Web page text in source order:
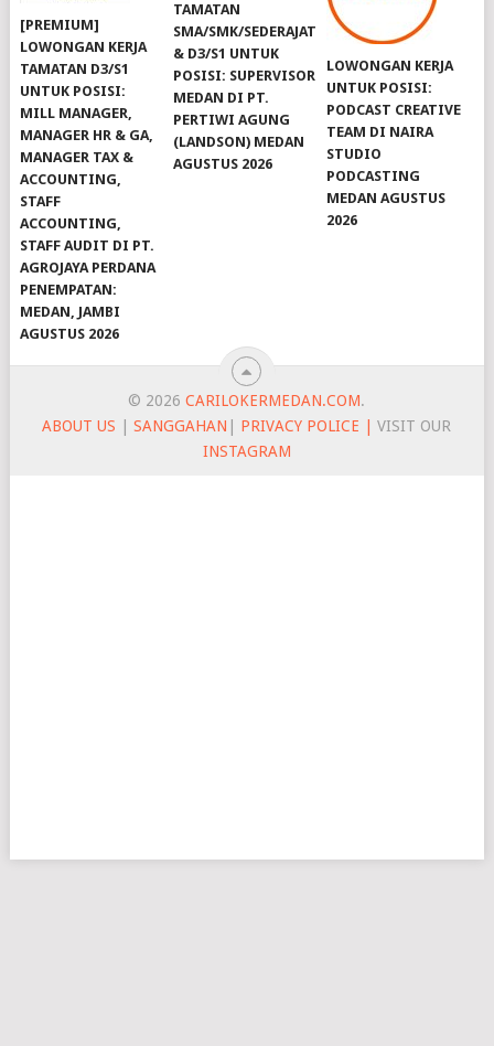
[PREMIUM]
LOWONGAN KERJA
TAMATAN D3/S1
UNTUK POSISI:
MILL MANAGER,
MANAGER HR & GA,
MANAGER TAX &
ACCOUNTING,
STAFF
ACCOUNTING,
STAFF AUDIT DI PT.
AGROJAYA PERDANA
PENEMPATAN:
MEDAN, JAMBI
AGUSTUS 2026
TAMATAN
SMA/SMK/SEDERAJAT
& D3/S1 UNTUK
POSISI: SUPERVISOR
MEDAN DI PT.
PERTIWI AGUNG
(LANDSON) MEDAN
AGUSTUS 2026
LOWONGAN KERJA
UNTUK POSISI:
PODCAST CREATIVE
TEAM DI NAIRA
STUDIO
PODCASTING
MEDAN AGUSTUS
2026
© 2026CARILOKERMEDAN.COM.
ABOUT US |SANGGAHAN PRIVACY POLICE |
VISIT OUR
INSTAGRAM